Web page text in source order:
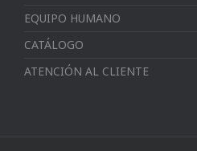
EQUIPO HUMANO
CATÁLOGO
ATENCIÓN AL CLIENTE